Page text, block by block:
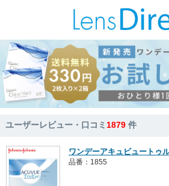
ユーザーレビュー・口コミ1879 件
ワンデーアキュビュートゥ
品番：1855